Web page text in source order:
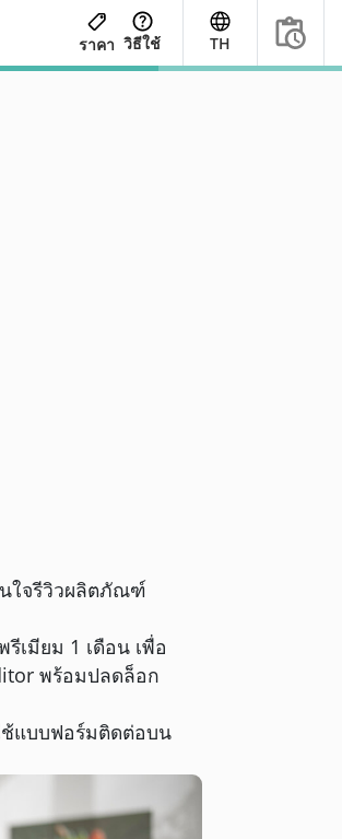
ราคา วิธีใช้ TH
ใจรีวิวผลิตภัณฑ์
เมียม 1 เดือน เพื่อ
พร้อมปลดล็อก
แบบฟอร์มติดต่อบน